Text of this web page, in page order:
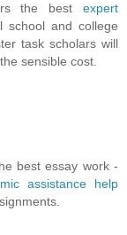
the best expert
school and college
task scholars will
sensible cost.
best essay work -
assistance help